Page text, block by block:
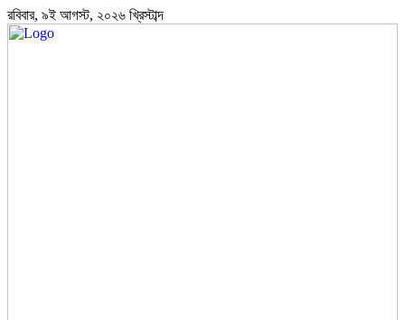
রবিবার, ৯ই আগস্ট, ২০২৬ খ্রিস্টাব্দ